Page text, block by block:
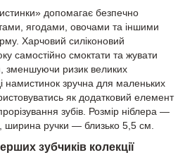
допомагає безпечно
ягодами, овочами та іншими
Харчовий силіконовий
самостійно смоктати та жувати
зменшуючи ризик великих
намистинок зручна для маленьких
як додатковий елемент
зубів. Розмір ніблера —
ширина ручки — близько 5,5 см.
зубчиків колекції